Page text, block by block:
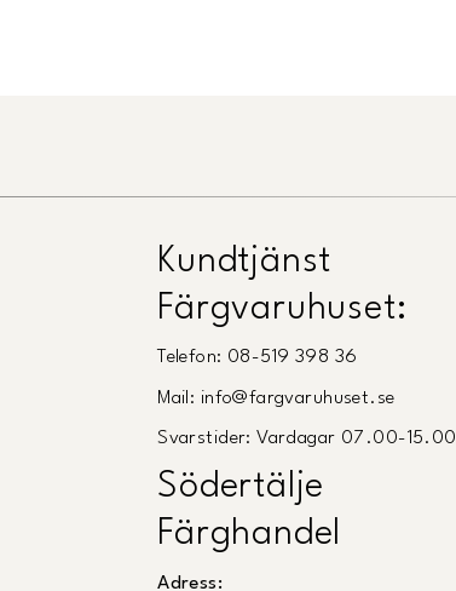
Kundtjänst
Färgvaruhuset:
Telefon: 08-519 398 36
Mail: info@fargvaruhuset.se
Svarstider: Vardagar 07.00-15.00
Södertälje
Färghandel
Adress: